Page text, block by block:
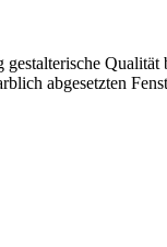
abgesetzten